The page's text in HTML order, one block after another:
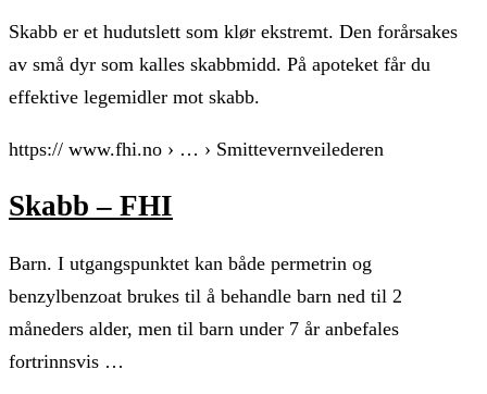
Skabb er et hudutslett som klør ekstremt. Den forårsakes
av små dyr som kalles skabbmidd. På apoteket får du
effektive legemidler mot skabb.
https:// www.fhi.no › … › Smittevernveilederen
Skabb – FHI
Barn. I utgangspunktet kan både permetrin og
benzylbenzoat brukes til å behandle barn ned til 2
måneders alder, men til barn under 7 år anbefales
fortrinnsvis …